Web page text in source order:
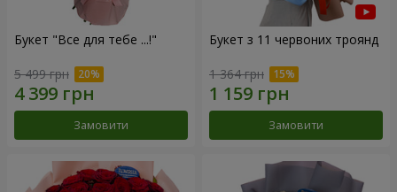
Букет "Все для тебе ...!"
5 499 грн
Замовити
Букет з 11 червоних троянд
1 364 грн
Замовити